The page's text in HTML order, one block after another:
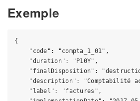
Exemple
{
    "code": "compta_1_01",
    "duration": "P10Y",
"finalDisposition":
"description": "Comptabilité
    "label": "factures",